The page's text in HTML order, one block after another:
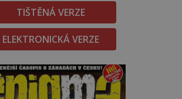
TIŠTĚNÁ VERZE
ELEKTRONICKÁ VERZE